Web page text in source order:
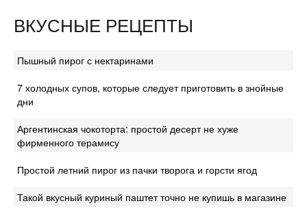
ВКУСНЫЕ РЕЦЕПТЫ
Пышный пирог с нектаринами
7 холодных супов, которые следует приготовить в знойные
дни
Аргентинская чокоторта: простой десерт не хуже
фирменного терамису
Простой летний пирог из пачки творога и горсти ягод
Такой вкусный куриный паштет точно не купишь в магазине